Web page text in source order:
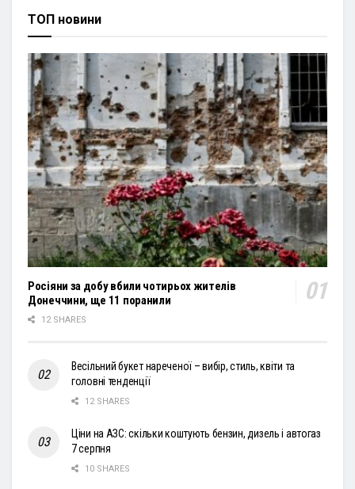
ТОП новини
Росіяни за добу вбили чотирьох жителів
Донеччини, ще 11 поранили
12 SHARES
Весільний букет нареченої – вибір, стиль, квіти та
головні тенденції
12 SHARES
Ціни на АЗС: скільки коштують бензин, дизель і автогаз
7 серпня
10 SHARES